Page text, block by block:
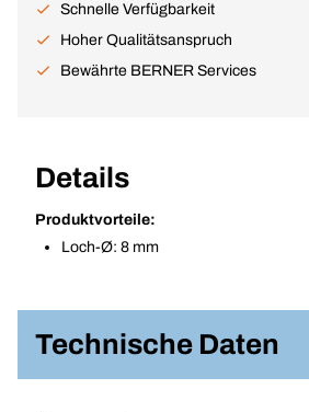
Schnelle Verfügbarkeit
Hoher Qualitätsanspruch
Bewährte BERNER Services
Details
Produktvorteile:
Loch-Ø: 8 mm
Technische Daten